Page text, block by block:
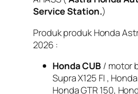
Service Station.)
Produk produk Honda
2026 :
Honda CUB / motor
Supra X125 FI ,
Honda GTR 150,